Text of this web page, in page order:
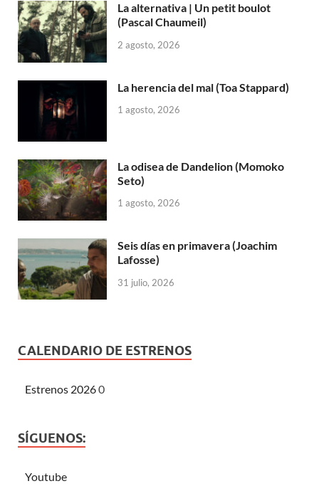
La alternativa | Un petit boulot
(Pascal Chaumeil)
2 agosto, 2026
La herencia del mal (Toa Stappard)
1 agosto, 2026
La odisea de Dandelion (Momoko
Seto)
1 agosto, 2026
Seis días en primavera (Joachim
Lafosse)
31 julio, 2026
CALENDARIO DE ESTRENOS
Estrenos 20260
SÍGUENOS:
Youtube